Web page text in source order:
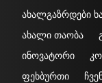
ახალგაზრდები
ახალი თაობა
ინოვატორი
ფეხბურთი